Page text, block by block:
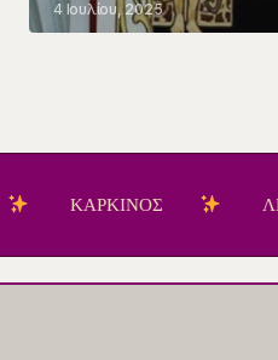
4 Ιουλίου, 2025
ΛΕΩΝ